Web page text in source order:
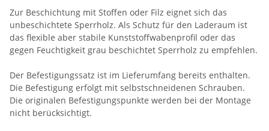
Zur Beschichtung mit Stoffen oder Filz eignet sich das
unbeschichtete Sperrholz. Als Schutz für den Laderaum ist
das flexible aber stabile Kunststoffwabenprofil oder das
gegen Feuchtigkeit grau beschichtet Sperrholz zu empfehlen.
Der Befestigungssatz ist im Lieferumfang bereits enthalten.
Die Befestigung erfolgt mit selbstschneidenen Schrauben.
Die originalen Befestigungspunkte werden bei der Montage
nicht berücksichtigt.